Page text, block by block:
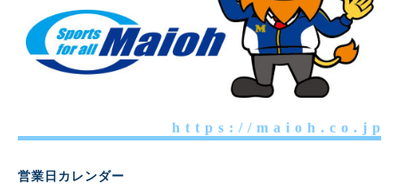
h t t p s : / / m a i o h . c o . j p
営業日カレンダー